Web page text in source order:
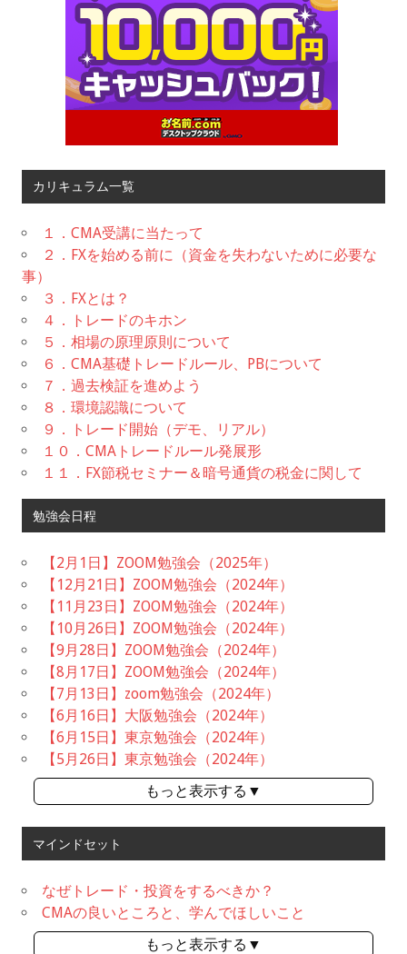
カリキュラム一覧
１．CMA受講に当たって
２．FXを始める前に（資金を失わないために必要な
事）
３．FXとは？
４．トレードのキホン
５．相場の原理原則について
６．CMA基礎トレードルール、PBについて
７．過去検証を進めよう
８．環境認識について
９．トレード開始（デモ、リアル）
１０．CMAトレードルール発展形
１１．FX節税セミナー＆暗号通貨の税金に関して
勉強会日程
【2月1日】ZOOM勉強会（2025年）
【12月21日】ZOOM勉強会（2024年）
【11月23日】ZOOM勉強会（2024年）
【10月26日】ZOOM勉強会（2024年）
【9月28日】ZOOM勉強会（2024年）
【8月17日】ZOOM勉強会（2024年）
【7月13日】zoom勉強会（2024年）
【6月16日】大阪勉強会（2024年）
【6月15日】東京勉強会（2024年）
【5月26日】東京勉強会（2024年）
もっと表示する▼
マインドセット
なぜトレード・投資をするべきか？
CMAの良いところと、学んでほしいこと
もっと表示する▼